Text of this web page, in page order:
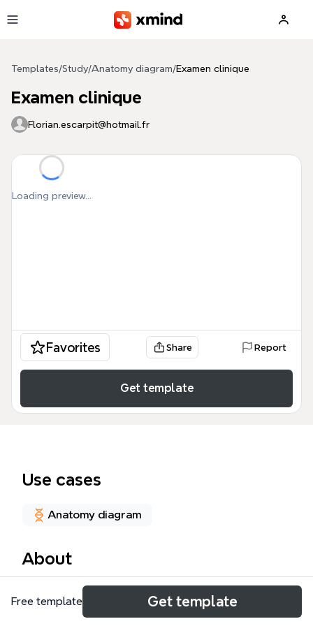
Templates/Study/Anatomy diagram/Examen clinique
Examen clinique
Florian.escarpit@hotmail.fr
Loading preview...
Favorites Share Report
Get template
Use cases
Anatomy diagram
About
Cette carte mentale « Examen clinique » est un
guide structuré destiné aux professionnels de santé
Free template Get template